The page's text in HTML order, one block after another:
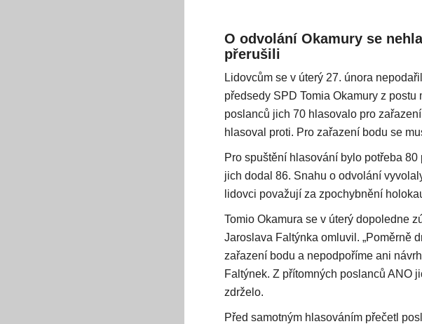
O odvolání Okamury se
přerušili
Lidovcům se v úterý 27. února
předsedy SPD Tomia Okamury z
poslanců jich 70 hlasovalo pro
hlasoval proti. Pro zařazení bodu se
Pro spuštění hlasování bylo potřeba
jich dodal 86. Snahu o odvolání
lidovci považují za zpochybnění
Tomio Okamura se v úterý dopoledne
Jaroslava Faltýnka omluvil. „Poměrně
zařazení bodu a nepodpoříme ani
Faltýnek. Z přítomných poslanců ANO
zdrželo.
Před samotným hlasováním přečetl